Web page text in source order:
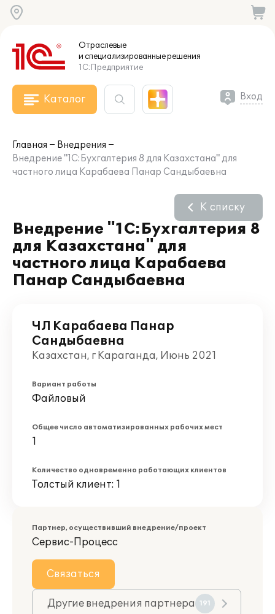
Отраслевые
и специализированныерешения
1С:Предприятие
Каталог Вход
Главная
Внедрения
Внедрение "1С:Бухгалтерия 8 для Казахстана" для
частного лица Карабаева Панар Сандыбаевна
Внедрение "1С:Бухгалтерия 8
для Казахстана" для
частного лица Карабаева
Панар Сандыбаевна
К списку
ЧЛ Карабаева Панар
Сандыбаевна
Казахстан, г Караганда, Июнь 2021
Вариант работы
Файловый
Общее число автоматизированных рабочих мест
1
Количество одновременно работающих клиентов
Толстый клиент: 1
Партнер, осуществивший внедрение/проект
Сервис-Процесс
Связаться
Другие внедрения партнера 191